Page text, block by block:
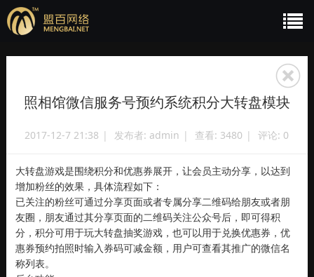
照相馆微信服务号预约系统积分大转盘模块
2017-12-7 21:38 | 发布者: admin | 查看: 3480 | 评论: 0
大转盘游戏是围绕积分和优惠券展开，让会员主动分享，以达到
增加粉丝的效果，具体流程如下：
已关注的粉丝可通过分享页面或者专属分享二维码给朋友或者朋
友圈，朋友通过其分享页面的二维码关注公众号后，即可得积
分，积分可用于玩大转盘抽奖游戏，也可以用于兑换优惠券，优
惠券预约拍照时输入券码可减金额，用户可查看其推广的微信名
称列表。